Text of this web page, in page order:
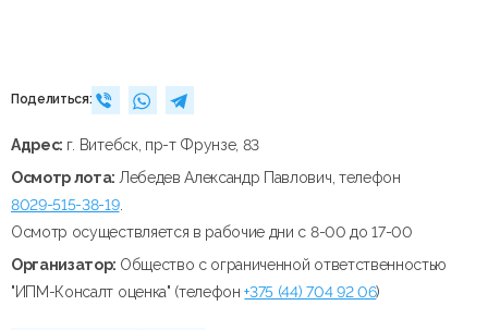
Поделиться:
Адрес: г. Витебск, пр-т Фрунзе, 83
Осмотр лота: Лебедев Александр Павлович, телефон
8029-515-38-19.
Осмотр осуществляется в рабочие дни с 8-00 до 17-00
Организатор: Общество с ограниченной ответственностью
"ИПМ-Консалт оценка" (телефон+375 (44) 704 92 06)